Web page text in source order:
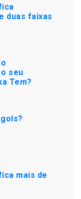
duas faixas
seu
Tem?
mais de